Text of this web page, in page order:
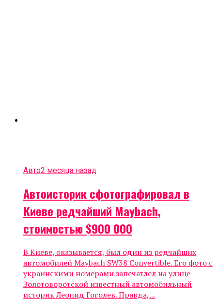
Авто2 месяца назад
Автоисторик сфотографировал в
Киеве редчайший Maybach,
стоимостью $900 000
В Киеве, оказывается, был один из редчайших
автомобилей Maybach SW38 Convertible. Его фото с
украинскими номерами запечатлел на улице
Золотоворотской известный автомобильный
историк Леонид Гоголев. Правда,...